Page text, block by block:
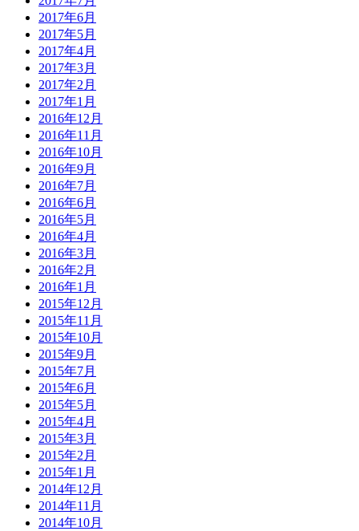
2017年6月
2017年5月
2017年4月
2017年3月
2017年2月
2017年1月
2016年12月
2016年11月
2016年10月
2016年9月
2016年7月
2016年6月
2016年5月
2016年4月
2016年3月
2016年2月
2016年1月
2015年12月
2015年11月
2015年10月
2015年9月
2015年7月
2015年6月
2015年5月
2015年4月
2015年3月
2015年2月
2015年1月
2014年12月
2014年11月
2014年10月